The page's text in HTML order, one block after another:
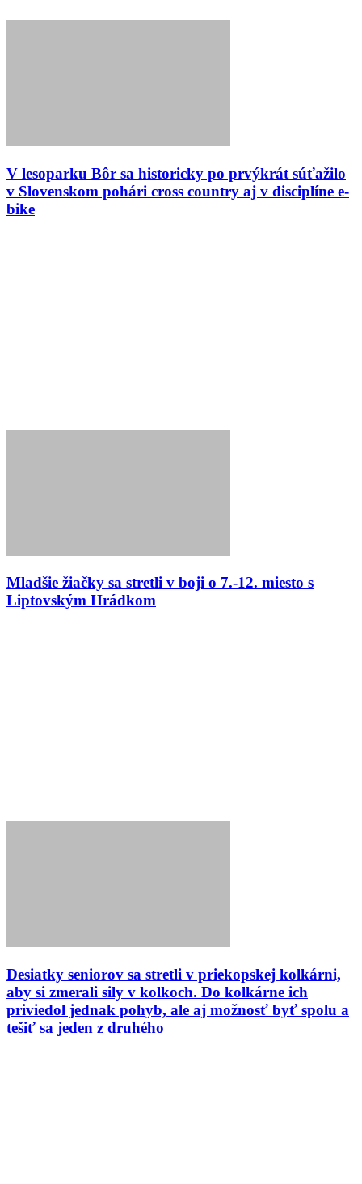
V lesoparku Bôr sa historicky po prvýkrát súťažilo
v Slovenskom pohári cross country aj v disciplíne e-
bike
Mladšie žiačky sa stretli v boji o 7.-12. miesto s
Liptovským Hrádkom
Desiatky seniorov sa stretli v priekopskej kolkárni,
aby si zmerali sily v kolkoch. Do kolkárne ich
priviedol jednak pohyb, ale aj možnosť byť spolu a
tešiť sa jeden z druhého